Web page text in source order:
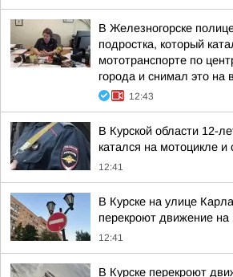
В Железногорске
подростка, который
мототранспорте по
города и снимал это на
12:43
В Курской области 12-
катался на мотоцикле
12:41
В Курске на улице
перекроют движение
12:41
В Курске перекроют